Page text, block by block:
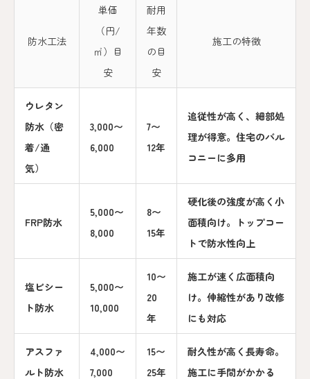
防水工法
単価
（円/
㎡）目
安
耐用
年数
の目
安
施工の特徴
ウレタン
防水（密
着/通
気）
3,000〜
6,000
7〜
12年
追従性が高く、細部処
理が得意。住宅のバル
コニーに多用
FRP防水
5,000〜
8,000
8〜
15年
硬化後の強度が高く小
面積向け。トップコー
トで防水性向上
塩ビシー
ト防水
5,000〜
10,000
10〜
20
年
施工が速く広面積向
け。伸縮性があり改修
にも対応
アスファ
ルト防水
4,000〜
7,000
15〜
25年
耐久性が高く長寿命。
施工に手間がかかる